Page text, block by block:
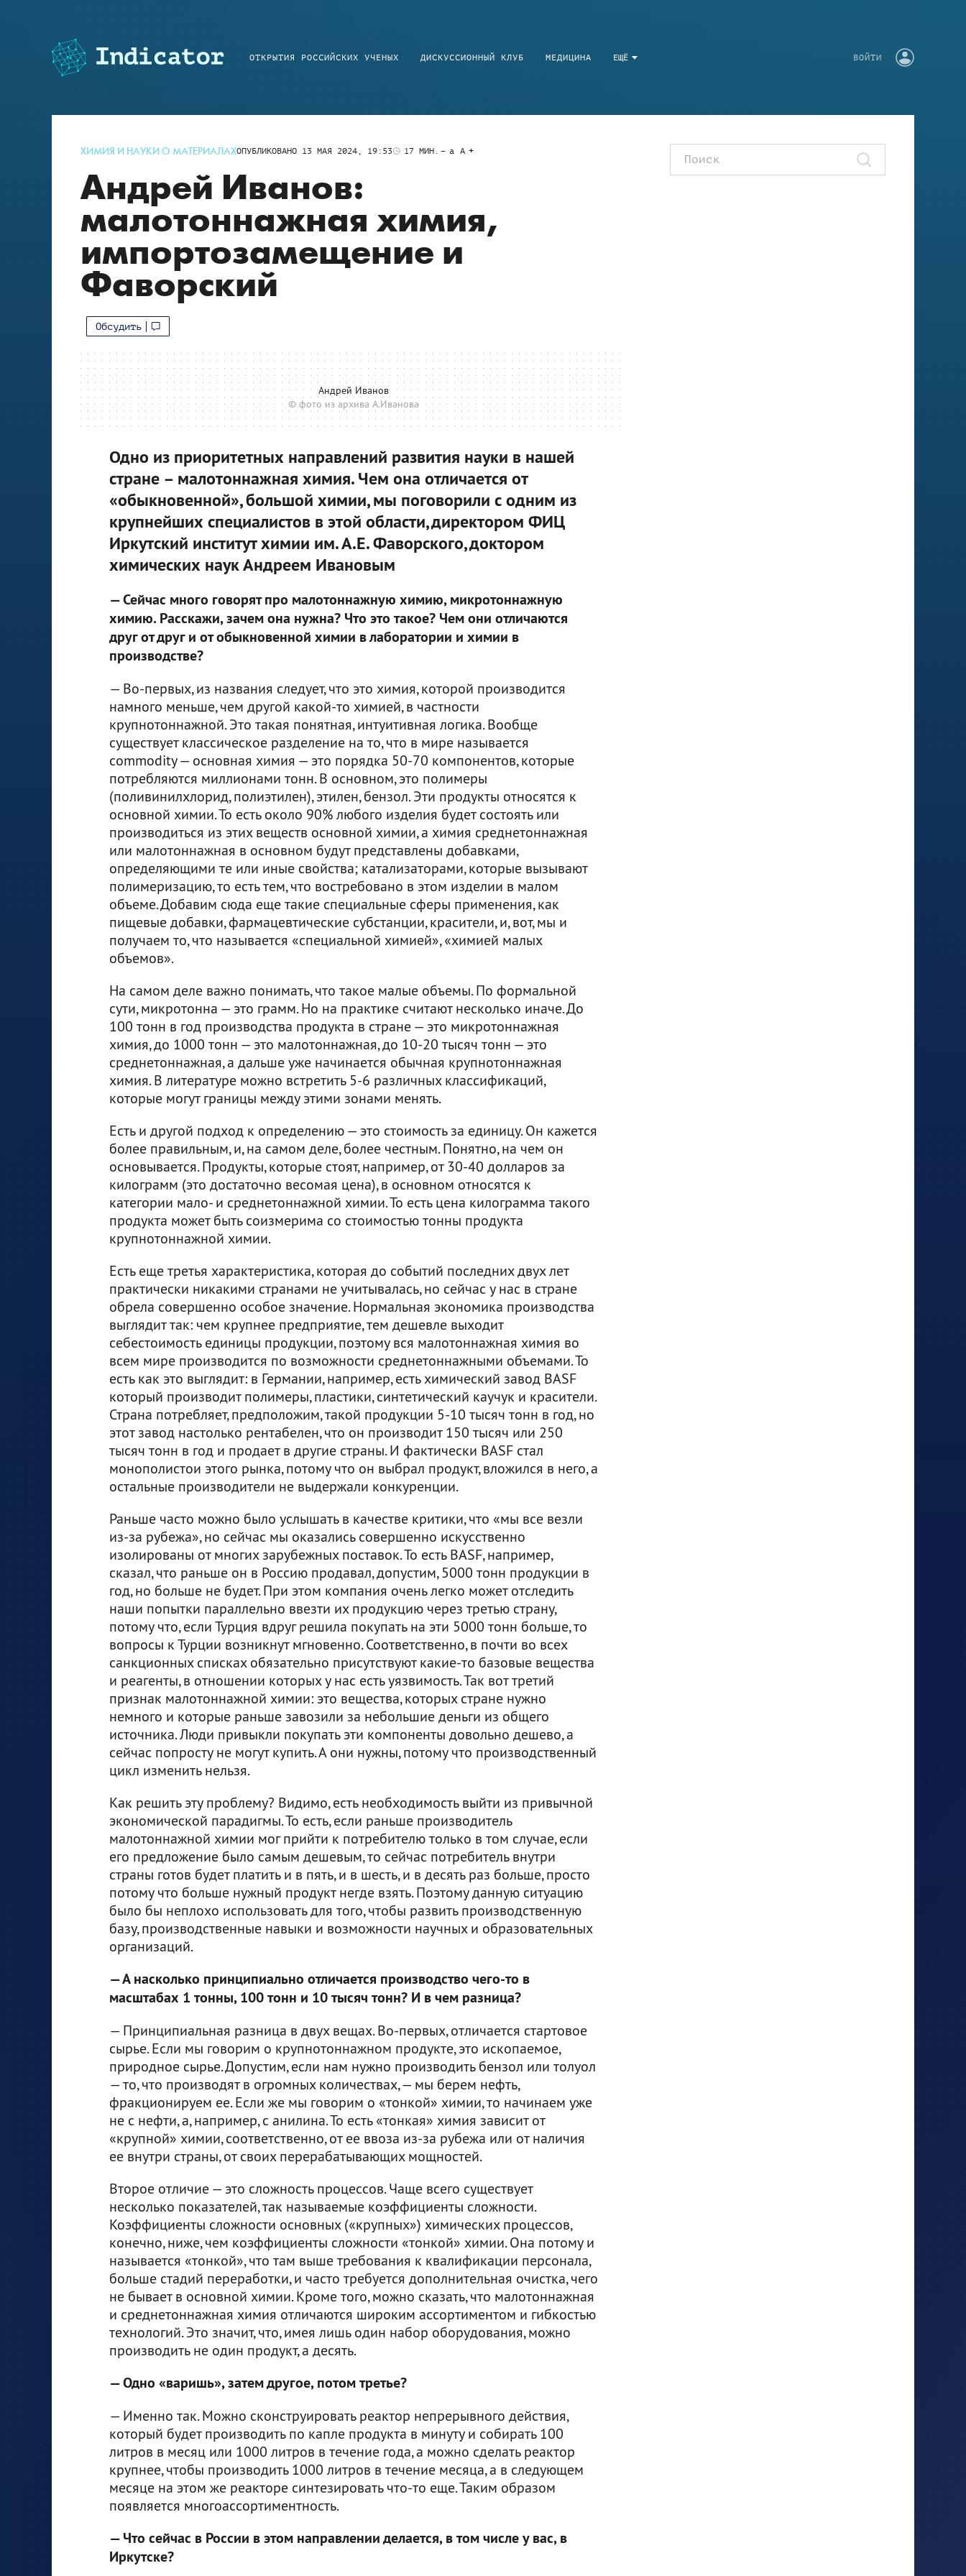
ЕЩЁ
ОТКРЫТИЯ РОССИЙСКИХ УЧЕНЫХ ДИСКУССИОННЫЙ КЛУБ МЕДИЦИНА ВОЙТИ
ХИМИЯ И НАУКИ О МАТЕРИАЛАХОПУБЛИКОВАНО 13 МАЯ 2024, 19:53 17 МИН. a A
Андрей Иванов:
малотоннажная химия,
импортозамещение и
Фаворский
Обсудить
Андрей Иванов
© фото из архива А.Иванова
Одно из приоритетных направлений развития науки в нашей
стране – малотоннажная химия. Чем она отличается от
«обыкновенной», большой химии, мы поговорили с одним из
крупнейших специалистов в этой области, директором ФИЦ
Иркутский институт химии им. А.Е. Фаворского, доктором
химических наук Андреем Ивановым
— Сейчас много говорят про малотоннажную химию, микротоннажную
химию. Расскажи, зачем она нужна? Что это такое? Чем они отличаются
друг от друг и от обыкновенной химии в лаборатории и химии в
производстве?
— Во-первых, из названия следует, что это химия, которой производится
намного меньше, чем другой какой-то химией, в частности
крупнотоннажной. Это такая понятная, интуитивная логика. Вообще
существует классическое разделение на то, что в мире называется
commodity — основная химия — это порядка 50-70 компонентов, которые
потребляются миллионами тонн. В основном, это полимеры
(поливинилхлорид, полиэтилен), этилен, бензол. Эти продукты относятся к
основной химии. То есть около 90% любого изделия будет состоять или
производиться из этих веществ основной химии, а химия среднетоннажная
или малотоннажная в основном будут представлены добавками,
определяющими те или иные свойства; катализаторами, которые вызывают
полимеризацию, то есть тем, что востребовано в этом изделии в малом
объеме. Добавим сюда еще такие специальные сферы применения, как
пищевые добавки, фармацевтические субстанции, красители, и, вот, мы и
получаем то, что называется «специальной химией», «химией малых
объемов».
На самом деле важно понимать, что такое малые объемы. По формальной
сути, микротонна — это грамм. Но на практике считают несколько иначе. До
100 тонн в год производства продукта в стране — это микротоннажная
химия, до 1000 тонн — это малотоннажная, до 10-20 тысяч тонн — это
среднетоннажная, а дальше уже начинается обычная крупнотоннажная
химия. В литературе можно встретить 5-6 различных классификаций,
которые могут границы между этими зонами менять.
Есть и другой подход к определению — это стоимость за единицу. Он кажется
более правильным, и, на самом деле, более честным. Понятно, на чем он
основывается. Продукты, которые стоят, например, от 30-40 долларов за
килограмм (это достаточно весомая цена), в основном относятся к
категории мало- и среднетоннажной химии. То есть цена килограмма такого
продукта может быть соизмерима со стоимостью тонны продукта
крупнотоннажной химии.
Есть еще третья характеристика, которая до событий последних двух лет
практически никакими странами не учитывалась, но сейчас у нас в стране
обрела совершенно особое значение. Нормальная экономика производства
выглядит так: чем крупнее предприятие, тем дешевле выходит
себестоимость единицы продукции, поэтому вся малотоннажная химия во
всем мире производится по возможности среднетоннажными объемами. То
есть как это выглядит: в Германии, например, есть химический завод BASF
который производит полимеры, пластики, синтетический каучук и красители.
Страна потребляет, предположим, такой продукции 5-10 тысяч тонн в год, но
этот завод настолько рентабелен, что он производит 150 тысяч или 250
тысяч тонн в год и продает в другие страны. И фактически BASF стал
монополистои этого рынка, потому что он выбрал продукт, вложился в него, а
остальные производители не выдержали конкуренции.
Раньше часто можно было услышать в качестве критики, что «мы все везли
из-за рубежа», но сейчас мы оказались совершенно искусственно
изолированы от многих зарубежных поставок. То есть BASF, например,
сказал, что раньше он в Россию продавал, допустим, 5000 тонн продукции в
год, но больше не будет. При этом компания очень легко может отследить
наши попытки параллельно ввезти их продукцию через третью страну,
потому что, если Турция вдруг решила покупать на эти 5000 тонн больше, то
вопросы к Турции возникнут мгновенно. Соответственно, в почти во всех
санкционных списках обязательно присутствуют какие-то базовые вещества
и реагенты, в отношении которых у нас есть уязвимость. Так вот третий
признак малотоннажной химии: это вещества, которых стране нужно
немного и которые раньше завозили за небольшие деньги из общего
источника. Люди привыкли покупать эти компоненты довольно дешево, а
сейчас попросту не могут купить. А они нужны, потому что производственный
цикл изменить нельзя.
Как решить эту проблему? Видимо, есть необходимость выйти из привычной
экономической парадигмы. То есть, если раньше производитель
малотоннажной химии мог прийти к потребителю только в том случае, если
его предложение было самым дешевым, то сейчас потребитель внутри
страны готов будет платить и в пять, и в шесть, и в десять раз больше, просто
потому что больше нужный продукт негде взять. Поэтому данную ситуацию
было бы неплохо использовать для того, чтобы развить производственную
базу, производственные навыки и возможности научных и образовательных
организаций.
— А насколько принципиально отличается производство чего-то в
масштабах 1 тонны, 100 тонн и 10 тысяч тонн? И в чем разница?
— Принципиальная разница в двух вещах. Во-первых, отличается стартовое
сырье. Если мы говорим о крупнотоннажном продукте, это ископаемое,
природное сырье. Допустим, если нам нужно производить бензол или толуол
— то, что производят в огромных количествах, — мы берем нефть,
фракционируем ее. Если же мы говорим о «тонкой» химии, то начинаем уже
не с нефти, а, например, с анилина. То есть «тонкая» химия зависит от
«крупной» химии, соответственно, от ее ввоза из-за рубежа или от наличия
ее внутри страны, от своих перерабатывающих мощностей.
Второе отличие — это сложность процессов. Чаще всего существует
несколько показателей, так называемые коэффициенты сложности.
Коэффициенты сложности основных («крупных») химических процессов,
конечно, ниже, чем коэффициенты сложности «тонкой» химии. Она потому и
называется «тонкой», что там выше требования к квалификации персонала,
больше стадий переработки, и часто требуется дополнительная очистка, чего
не бывает в основной химии. Кроме того, можно сказать, что малотоннажная
и среднетоннажная химия отличаются широким ассортиментом и гибкостью
технологий. Это значит, что, имея лишь один набор оборудования, можно
производить не один продукт, а десять.
— Одно «варишь», затем другое, потом третье?
— Именно так. Можно сконструировать реактор непрерывного действия,
который будет производить по капле продукта в минуту и собирать 100
литров в месяц или 1000 литров в течение года, а можно сделать реактор
крупнее, чтобы производить 1000 литров в течение месяца, а в следующем
месяце на этом же реакторе синтезировать что-то еще. Таким образом
появляется многоассортиментность.
— Что сейчас в России в этом направлении делается, в том числе у вас, в
Иркутске?